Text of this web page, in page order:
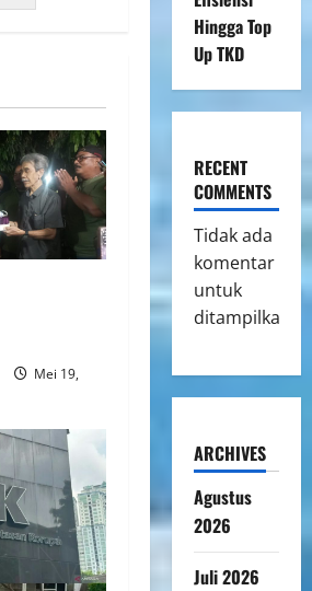
Mei 19,
Hingga Top
Up TKD
RECENT
COMMENTS
Tidak ada
komentar
untuk
ditampilkan.
ARCHIVES
Agustus
2026
Juli 2026